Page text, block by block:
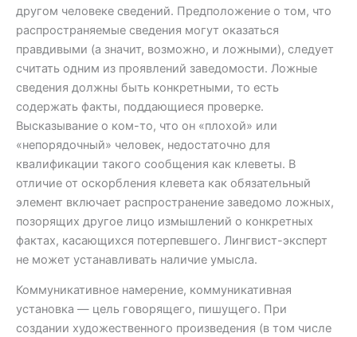
другом человеке сведений. Предположение о том, что
распространяемые сведения могут оказаться
правдивыми (а значит, возможно, и ложными), следует
считать одним из проявлений заведомости. Ложные
сведения должны быть конкретными, то есть
содержать факты, поддающиеся проверке.
Высказывание о ком-то, что он «плохой» или
«непорядочный» человек, недостаточно для
квалификации такого сообщения как клеветы. В
отличие от оскорбления клевета как обязательный
элемент включает распространение заведомо ложных,
позорящих другое лицо измышлений о конкретных
фактах, касающихся потерпевшего. Лингвист-эксперт
не может устанавливать наличие умысла.
Коммуникативное намерение, коммуникативная
установка — цель говорящего, пишущего. При
создании художественного произведения (в том числе